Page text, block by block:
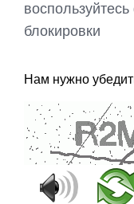
блокировки
Нам нужно